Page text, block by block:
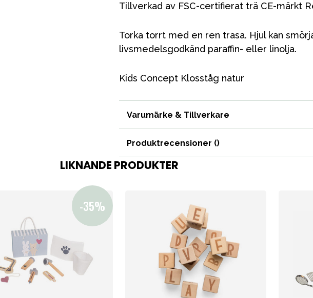
Tillverkad av FSC-certifierat trä CE-märkt
Torka torrt med en ren trasa. Hjul kan
livsmedelsgodkänd paraffin- eller linolja.
Kids Concept Klosståg natur
Varumärke & Tillverkare
Produktrecensioner ()
LIKNANDE PRODUKTER
Förälder
Möbler & bädd
Tillbehör
Reservdelar